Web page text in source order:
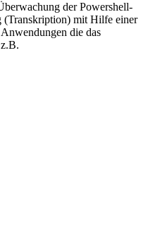
der Powershell-
mit Hilfe einer
die das